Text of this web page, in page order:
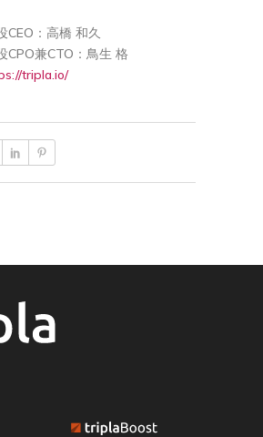
CEO：高橋 和久
CPO兼CTO：鳥生 格
tripla.io/